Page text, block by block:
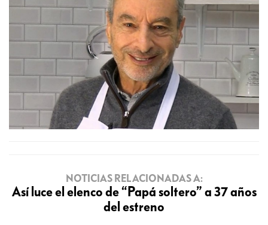
NOTICIAS RELACIONADAS A:
Así luce el elenco de “Papá soltero” a 37 años
del estreno